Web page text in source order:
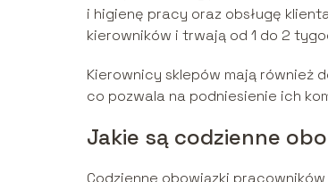
i higienę pracy oraz obsługę
kierowników i trwają od 1 do 2
Kierownicy sklepów mają również
co pozwala na podniesienie ich
Jakie są codzienne
Codzienne obowiązki